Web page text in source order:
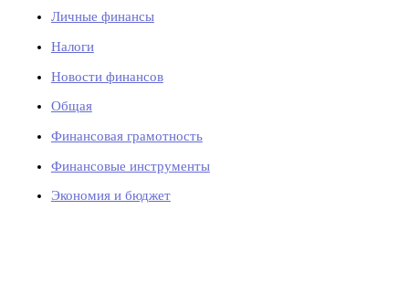
Личные финансы
Налоги
Новости финансов
Общая
Финансовая грамотность
Финансовые инструменты
Экономия и бюджет